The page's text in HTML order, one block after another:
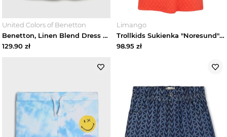
United Colors of Benetton
Benetton, Linen Blend Dress With Ruffles, Aqua, Kids United Colors Of Benetton
129.90 zł
Limango
Trollkids Sukienka "Noresund" w kolorze pomarańczowym rozmiar: 146
98.95 zł